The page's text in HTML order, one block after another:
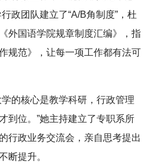
政团队建立了“A/B角制度”，杜
外国语学院规章制度汇编》，指
规范》，让每一项工作都有法可
的核心是教学科研，行政管理
到位。 ”她主持建立了专职系所
行政业务交流会，亲自思考提出
断提升。